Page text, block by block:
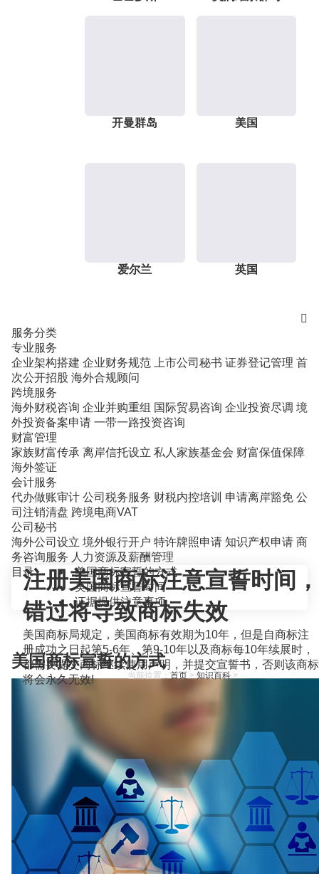
开曼群岛 美国
爱尔兰 英国

服务分类
专业服务
企业架构搭建 企业财务规范 上市公司秘书 证券登记管理 首
次公开招股 海外合规顾问
跨境服务
海外财税咨询 企业并购重组 国际贸易咨询 企业投资尽调 境
外投资备案申请 一带一路投资咨询
财富管理
家族财富传承 离岸信托设立 私人家族基金会 财富保值保障
海外签证
会计服务
代办做账审计 公司税务服务 财税内控培训 申请离岸豁免 公
司注销清盘 跨境电商VAT
公司秘书
海外公司设立 境外银行开户 特许牌照申请 知识产权申请 商
务咨询服务 人力资源及薪酬管理
当前位置： 首页> 知识百科>
注册美国商标注意宣誓时间，
错过将导致商标失效
美国商标局规定，美国商标有效期为10年，但是自商标注
册成功之日起第5-6年、第9-10年以及商标每10年续展时，
都需要提交商标继续使用声明，并提交宣誓书，否则该商标
将会永久无效!
目录
美国商标宣誓的方式
美国商标宣誓时间
证据提供注意事项
美国商标宣誓的方式